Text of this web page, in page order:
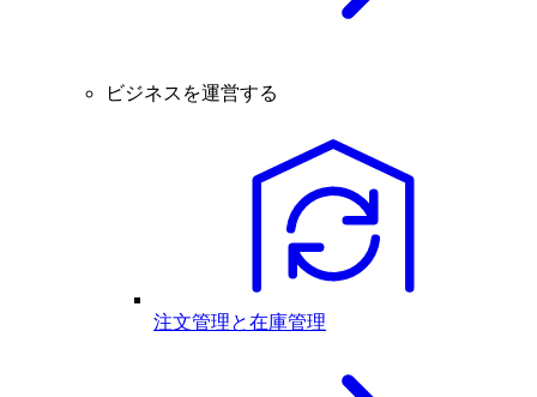
ビジネスを運営する
注文管理と在庫管理